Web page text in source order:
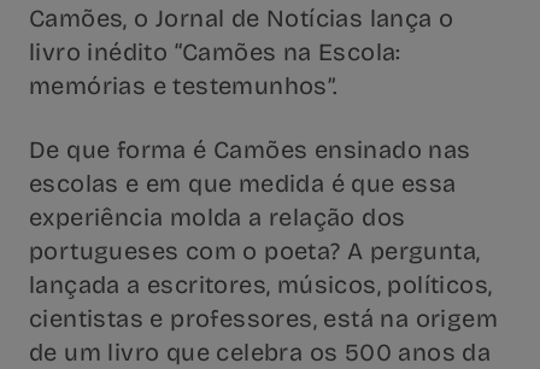
Camões, o Jornal de Notícias lança o
livro inédito “Camões na Escola:
memórias e testemunhos”.
De que forma é Camões ensinado nas
escolas e em que medida é que essa
experiência molda a relação dos
portugueses com o poeta? A pergunta,
lançada a escritores, músicos, políticos,
cientistas e professores, está na origem
de um livro que celebra os 500 anos da